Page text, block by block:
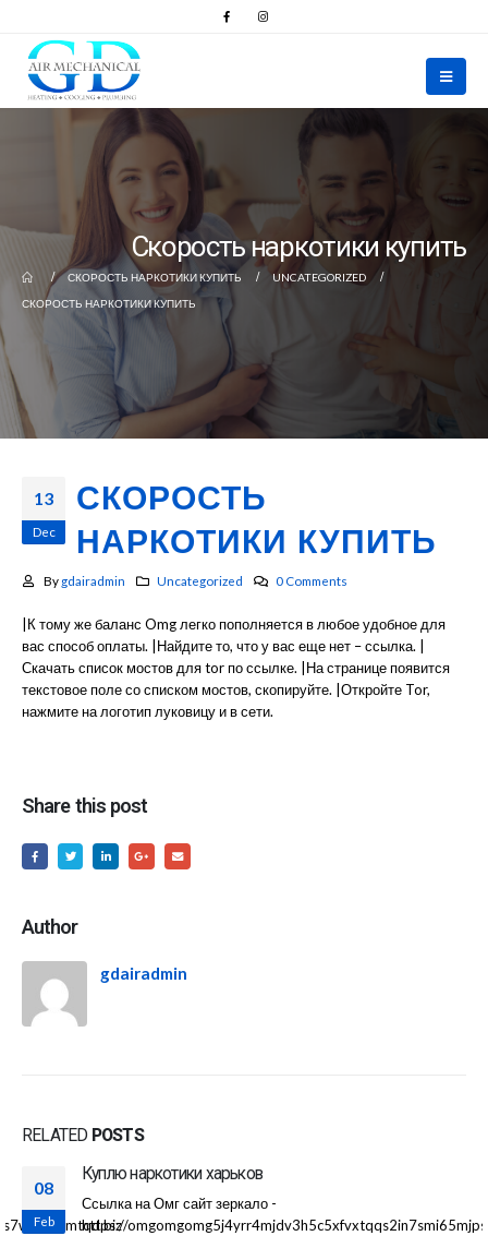
Скорость наркотики купить
СКОРОСТЬ НАРКОТИКИ КУПИТЬ
UNCATEGORIZED
СКОРОСТЬ НАРКОТИКИ КУПИТЬ
13
Dec
СКОРОСТЬ
НАРКОТИКИ КУПИТЬ
By gdairadmin Uncategorized 0 Comments
|К тому же баланс Omg легко пополняется в любое удобное для
вас способ оплаты. |Найдите то, что у вас еще нет – ссылка. |
Скачать список мостов для tor по ссылке. |На странице появится
текстовое поле со списком мостов, скопируйте. |Откройте Tor,
нажмите на логотип луковицу и в сети.
Share this post
Author
gdairadmin
RELATED POSTS
08
Feb
Куплю наркотики харьков
Ссылка на Омг сайт зеркало -
https://